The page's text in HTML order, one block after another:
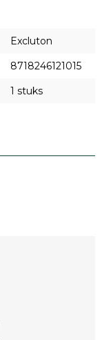
Excluton
8718246121015
1 stuks